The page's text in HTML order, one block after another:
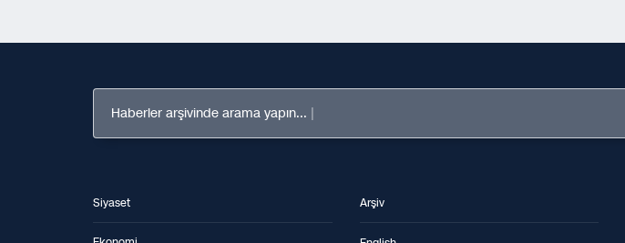
Haberler arşivinde arama yapın...
Siyaset Arşiv